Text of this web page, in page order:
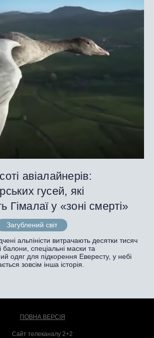
авіалайнерів:
гусей, які
Гімалаї у «зоні смерті»
Загублений світ
альпіністи витрачають десятки тисяч
балони, спеціальні маски та
одяг для підкорення Евересту, у небі
зовсім інша історія.
ПОВНА ВЕРСІЯ
Сайт телеканалу 2+2